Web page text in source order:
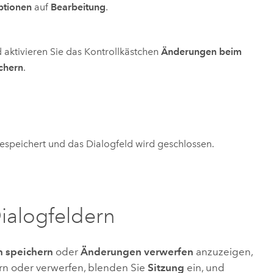
auf Bearbeitung.
aktivieren Sie das KontrollkästchenÄnderungen beim
.
und das Dialogfeld wird geschlossen.
speichern oderÄnderungen verwerfen anzuzeigen,
oder verwerfen, blenden SieSitzung ein, und